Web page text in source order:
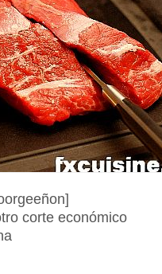
corte económico